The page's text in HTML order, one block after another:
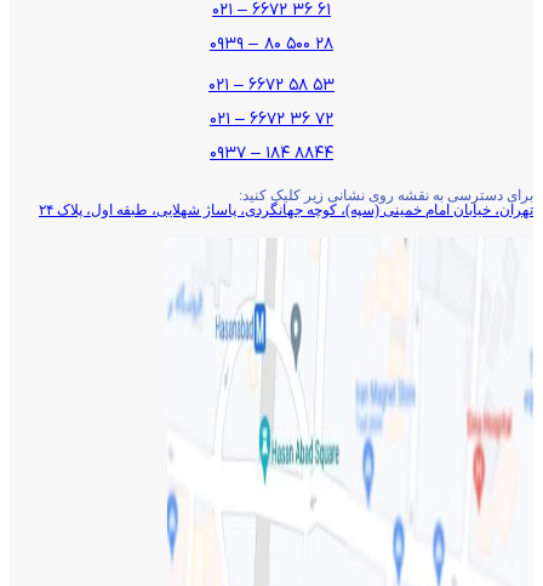
۶۱ ۳۶ ۶۶۷۲ – ۰۲۱
۲۸ ۵۰۰ ۸۰ – ۰۹۳۹
۵۳ ۵۸ ۶۶۷۲ – ۰۲۱
۷۲ ۳۶ ۶۶۷۲ – ۰۲۱
۸۸۴۴ ۱۸۴ – ۰۹۳۷
برای دسترسی به نقشه روی نشانی زیر کلیک کنید:
تهران، خیابان امام خمینی (سپه)، کوچه جهانگردی،‌ پاساژ شهلایی، طبقه اول، پلاک ۲۴